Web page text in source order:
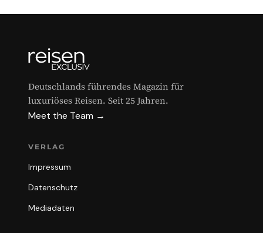
Deutschlands führendes Magazin für
luxuriöses Reisen. Seit 25 Jahren.
Meet the Team →
VERLAG
Impressum
Datenschutz
Mediadaten